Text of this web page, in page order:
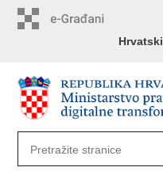
Hrvatski